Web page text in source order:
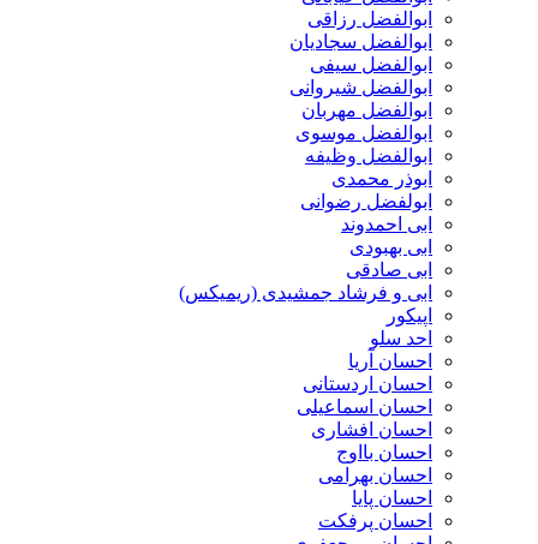
ابوالفضل رزاقی
ابوالفضل سجادیان
ابوالفضل سیفی
ابوالفضل شیروانی
ابوالفضل مهربان
ابوالفضل موسوی
ابوالفضل وظیفه
ابوذر محمدی
ابولفضل رضوانی
ابی احمدوند
ابی بهبودی
ابی صادقی
ابی و فرشاد جمشیدی (ریمیکس)
اپیکور
احد سلو
احسان آریا
احسان اردستانی
احسان اسماعیلی
احسان افشاری
احسان بااوج
احسان بهرامی
احسان پایا
احسان پرفکت